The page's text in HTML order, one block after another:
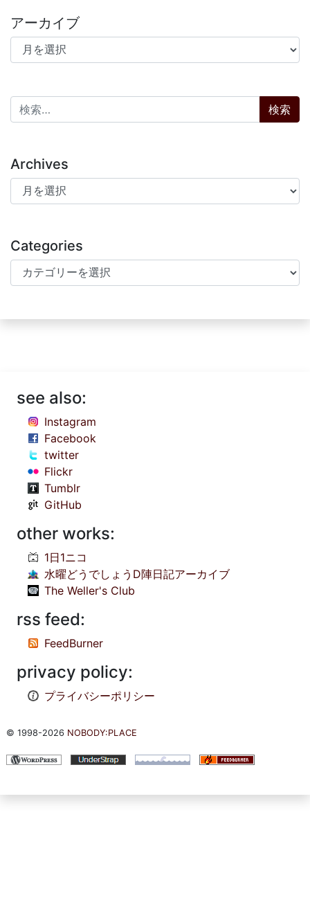
アーカイブ
アーカイブ
検索:
Archives
Archives
Categories
Categories
see also:
Instagram
Facebook
twitter
Flickr
Tumblr
GitHub
other works:
1日1ニコ
水曜どうでしょうD陣日記アーカイブ
The Weller's Club
rss feed:
FeedBurner
privacy policy:
プライバシーポリシー
© 1998-2026 NOBODY:PLACE